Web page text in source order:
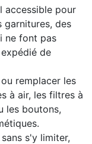
accessible pour
garnitures, des
ne font pas
de
remplacer les
à air, les filtres à
les boutons,
s'y limiter,